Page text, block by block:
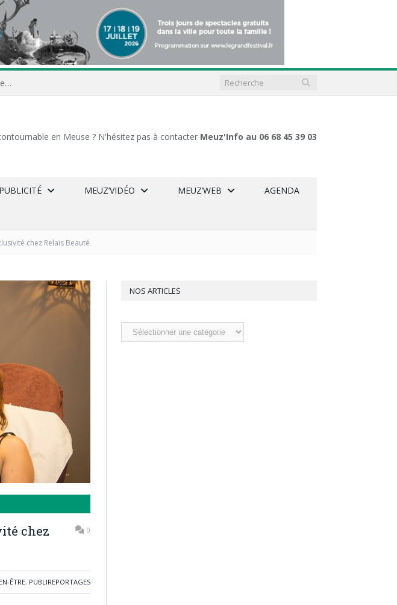
Commerçants, associations… anticipez les fêtes de fin d’année avec Meuz’Info
en Meuse ? N'hésitez pas à contacter Meuz'Info au 06 68 45 39 03
PUBLICITÉ MEUZ’VIDÉO MEUZ’WEB AGENDA
chez Relais Beauté
chez
0
ÊTRE, PUBLIREPORTAGES
NOS ARTICLES
Nos
articles